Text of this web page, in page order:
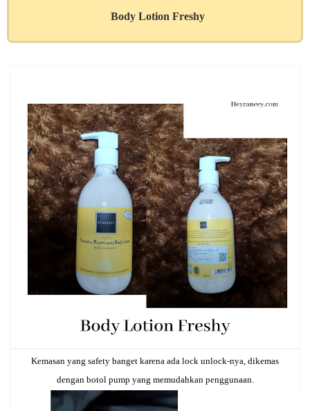
Body Lotion Freshy
Kemasan yang safety banget karena ada lock unlock-nya, dikemas
dengan botol pump yang memudahkan penggunaan.